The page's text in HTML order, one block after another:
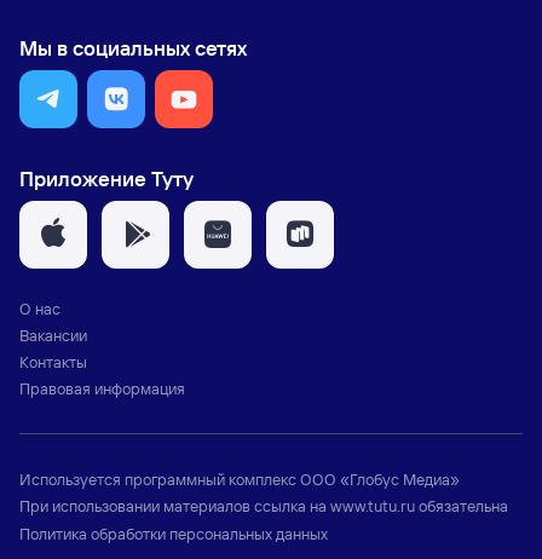
Мы в социальных сетях
Приложение Туту
О нас
Вакансии
Контакты
Правовая информация
Используется программный комплексООО «Глобус Медиа»
При использовании материалов ссылка на www.tutu.ruобязательна
Политика обработки персональных данных